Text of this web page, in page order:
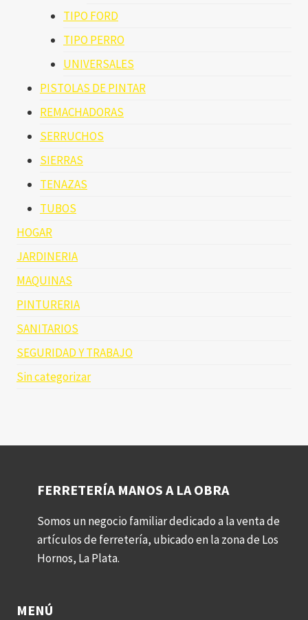
TIPO FORD
TIPO PERRO
UNIVERSALES
PISTOLAS DE PINTAR
REMACHADORAS
SERRUCHOS
SIERRAS
TENAZAS
TUBOS
HOGAR
JARDINERIA
MAQUINAS
PINTURERIA
SANITARIOS
SEGURIDAD Y TRABAJO
Sin categorizar
FERRETERÍA MANOS A LA OBRA
Somos un negocio familiar dedicado a la venta de
artículos de ferretería, ubicado en la zona de Los
Hornos, La Plata.
MENÚ